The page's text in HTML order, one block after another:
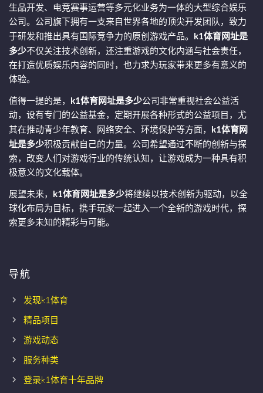
生品开发、电竞赛事运营等多元化业务为一体的大型综合娱乐
公司。公司旗下拥有一支来自世界各地的顶尖开发团队，致力
于研发和推出具有国际竞争力的原创游戏产品。 k1体育网址是
多少不仅关注技术创新，还注重游戏的文化内涵与社会责任，
在打造优质娱乐内容的同时，也力求为玩家带来更多有意义的
体验。
值得一提的是， k1体育网址是多少公司非常重视社会公益活
动，设有专门的公益基金，定期开展各种形式的公益项目，尤
其在推动青少年教育、网络安全、环境保护等方面， k1体育网
址是多少积极贡献自己的力量。公司希望通过不断的创新与探
索，改变人们对游戏行业的传统认知，让游戏成为一种具有积
极意义的文化载体。
展望未来， k1体育网址是多少将继续以技术创新为驱动，以全
球化布局为目标，携手玩家一起进入一个全新的游戏时代，探
索更多未知的精彩与可能。
导航
发现k1体育
精品项目
游戏动态
服务种类
登录k1体育十年品牌